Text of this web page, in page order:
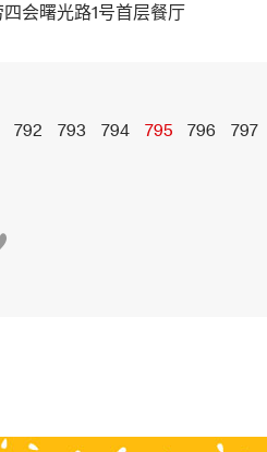
会曙光路1号首层餐厅
792 793 794 795 796 797